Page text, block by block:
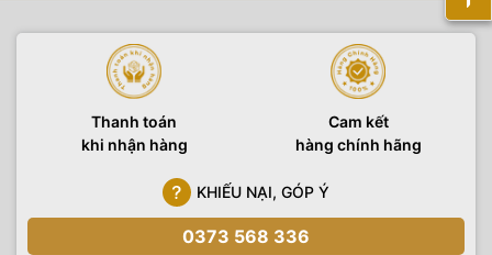
Thanh toán
khi nhận hàng
Cam kết
hàng chính hãng
KHIẾU NẠI, GÓP Ý
0373 568 336